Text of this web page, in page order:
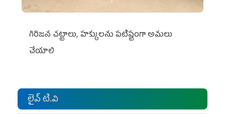
గిరిజన చట్టాలు, హక్కులను పటిష్టంగా అమలు
చేయాలి
లైవ్ టి.వి